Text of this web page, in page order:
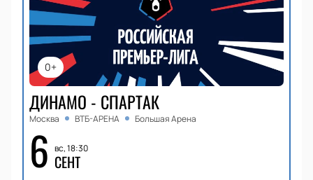
0+
ДИНАМО - СПАРТАК
Москва ВТБ-АРЕНА Большая Арена
6 вс, 18:30
СЕНТ